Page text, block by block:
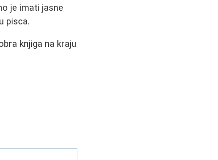
je imati jasne
pisca.
knjiga na kraju